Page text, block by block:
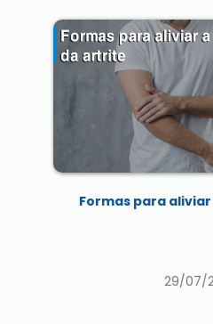
Formas para
29/07/